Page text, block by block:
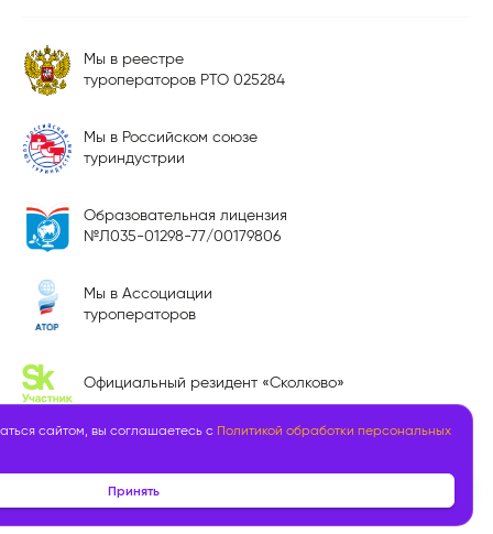
сайтом, вы соглашаетесь с Политикой обработки персональных
Принять
Мы в реестре
туроператоров РТО 025284
Мы в Российском союзе
туриндустрии
Образовательная лицензия
№Л035-01298-77/00179806
Мы в Ассоциации
туроператоров
Официальный резидент «Сколково»